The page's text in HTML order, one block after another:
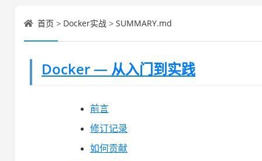
首页 > Docker实战 > SUMMARY.md
Docker — 从入门到实践
前言
修订记录
如何贡献